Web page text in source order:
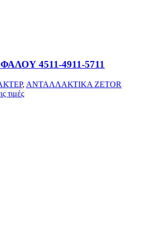
4511-4911-5711
, ΑΝΤΑΛΛΑΚΤΙΚΑ ZETOR
τιμές